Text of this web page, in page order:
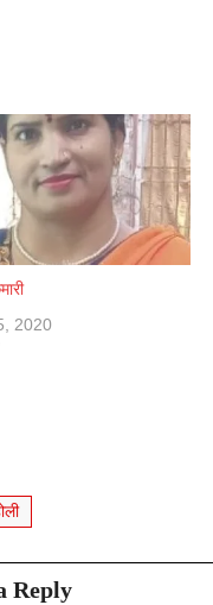
2020
Reply